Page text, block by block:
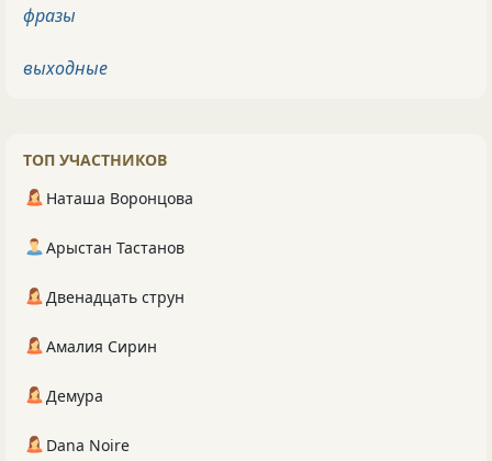
фразы
выходные
ТОП УЧАСТНИКОВ
Наташа Воронцова
Арыстан Тастанов
Двенадцать струн
Амалия Сирин
Демура
Dana Noire